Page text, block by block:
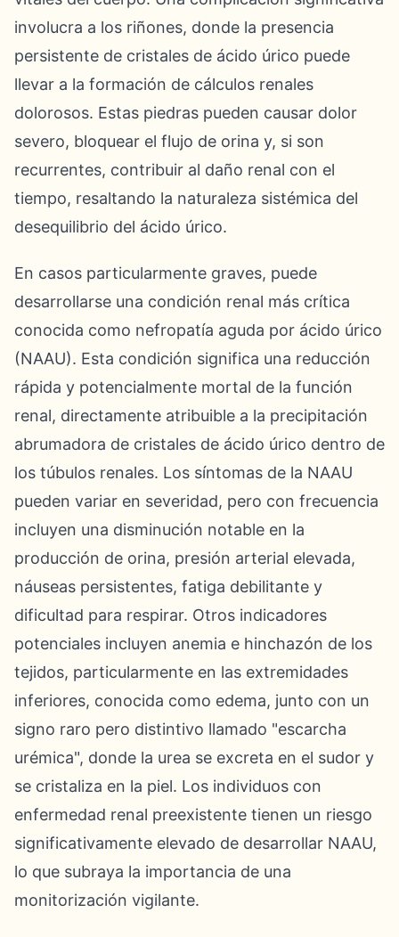
involucra a los riñones, donde la presencia
persistente de cristales de ácido úrico puede
llevar a la formación de cálculos renales
dolorosos. Estas piedras pueden causar dolor
severo, bloquear el flujo de orina y, si son
recurrentes, contribuir al daño renal con el
tiempo, resaltando la naturaleza sistémica del
desequilibrio del ácido úrico.
En casos particularmente graves, puede
desarrollarse una condición renal más crítica
conocida como nefropatía aguda por ácido úrico
(NAAU). Esta condición significa una reducción
rápida y potencialmente mortal de la función
renal, directamente atribuible a la precipitación
abrumadora de cristales de ácido úrico dentro de
los túbulos renales. Los síntomas de la NAAU
pueden variar en severidad, pero con frecuencia
incluyen una disminución notable en la
producción de orina, presión arterial elevada,
náuseas persistentes, fatiga debilitante y
dificultad para respirar. Otros indicadores
potenciales incluyen anemia e hinchazón de los
tejidos, particularmente en las extremidades
inferiores, conocida como edema, junto con un
signo raro pero distintivo llamado "escarcha
urémica", donde la urea se excreta en el sudor y
se cristaliza en la piel. Los individuos con
enfermedad renal preexistente tienen un riesgo
significativamente elevado de desarrollar NAAU,
lo que subraya la importancia de una
monitorización vigilante.